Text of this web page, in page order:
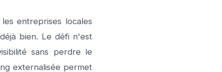
entreprises locales
bien. Le défi n'est
sans perdre le
externalisée permet